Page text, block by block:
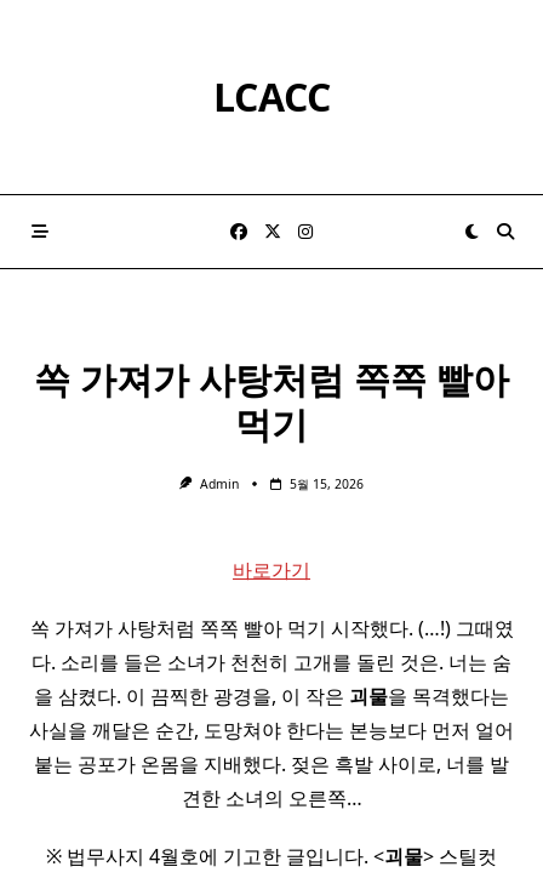
LCACC
쏙 가져가 사탕처럼 쪽쪽 빨아
먹기
Admin 5월 15, 2026
바로가기
쏙 가져가 사탕처럼 쪽쪽 빨아 먹기 시작했다. (…!) 그때였
다. 소리를 들은 소녀가 천천히 고개를 돌린 것은. 너는 숨
을 삼켰다. 이 끔찍한 광경을, 이 작은 괴물을 목격했다는
사실을 깨달은 순간, 도망쳐야 한다는 본능보다 먼저 얼어
붙는 공포가 온몸을 지배했다. 젖은 흑발 사이로, 너를 발
견한 소녀의 오른쪽…
※ 법무사지 4월호에 기고한 글입니다. <괴물> 스틸컷